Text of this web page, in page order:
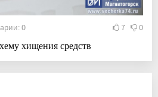
0 7 0
хищения средств